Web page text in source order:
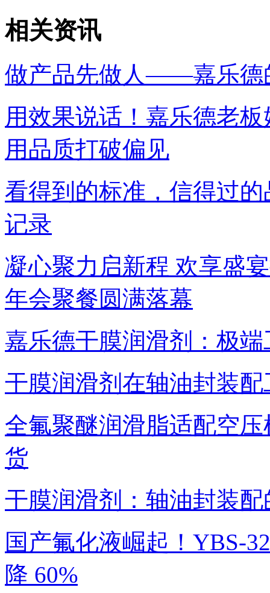
相关资讯
做产品先做人——嘉乐德
用效果说话！嘉乐德老
用品质打破偏见
看得到的标准，信得过
记录
凝心聚力启新程 欢享盛
年会聚餐圆满落幕
嘉乐德干膜润滑剂：极
干膜润滑剂在轴油封装
全氟聚醚润滑脂适配空
货
干膜润滑剂：轴油封装
国产氟化液崛起！YBS-
降 60%